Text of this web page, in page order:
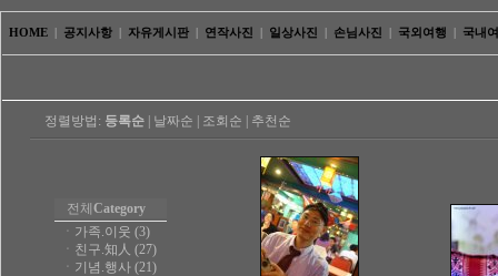
HOME 공지사항 자유게시판 연작사진 일상사진 손님사진 국외여행 국내
정렬방법: 등록순| 날짜순 조회순 추천순
전체 Category
ㆍ 가족.이웃 (3)
ㆍ 친구.知人 (27)
ㆍ 기념.행사 (21)